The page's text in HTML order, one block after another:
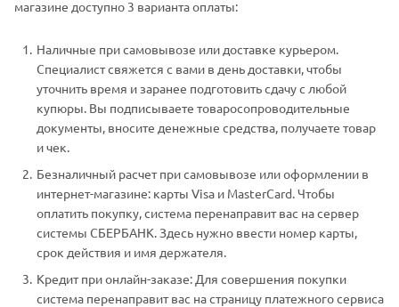
магазине доступно 3 варианта оплаты:
Наличные при самовывозе или доставке курьером.
Специалист свяжется с вами в день доставки, чтобы
уточнить время и заранее подготовить сдачу с любой
купюры. Вы подписываете товаросопроводительные
документы, вносите денежные средства, получаете товар
и чек.
Безналичный расчет при самовывозе или оформлении в
интернет-магазине: карты Visa и MasterCard. Чтобы
оплатить покупку, система перенаправит вас на сервер
системы СБЕРБАНК. Здесь нужно ввести номер карты,
срок действия и имя держателя.
Кредит при онлайн-заказе: Для совершения покупки
система перенаправит вас на страницу платежного сервиса